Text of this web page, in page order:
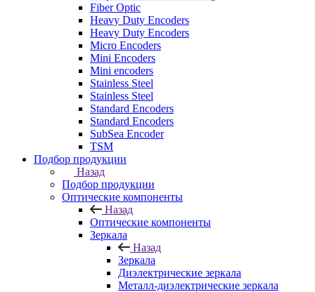
Fiber Optic
Heavy Duty Encoders
Heavy Duty Encoders
Micro Encoders
Mini Encoders
Mini encoders
Stainless Steel
Stainless Steel
Standard Encoders
Standard Encoders
SubSea Encoder
TSM
Подбор продукции
Назад
Подбор продукции
Оптические компоненты
Назад
Оптические компоненты
Зеркала
Назад
Зеркала
Диэлектрические зеркала
Металл-диэлектрические зеркала